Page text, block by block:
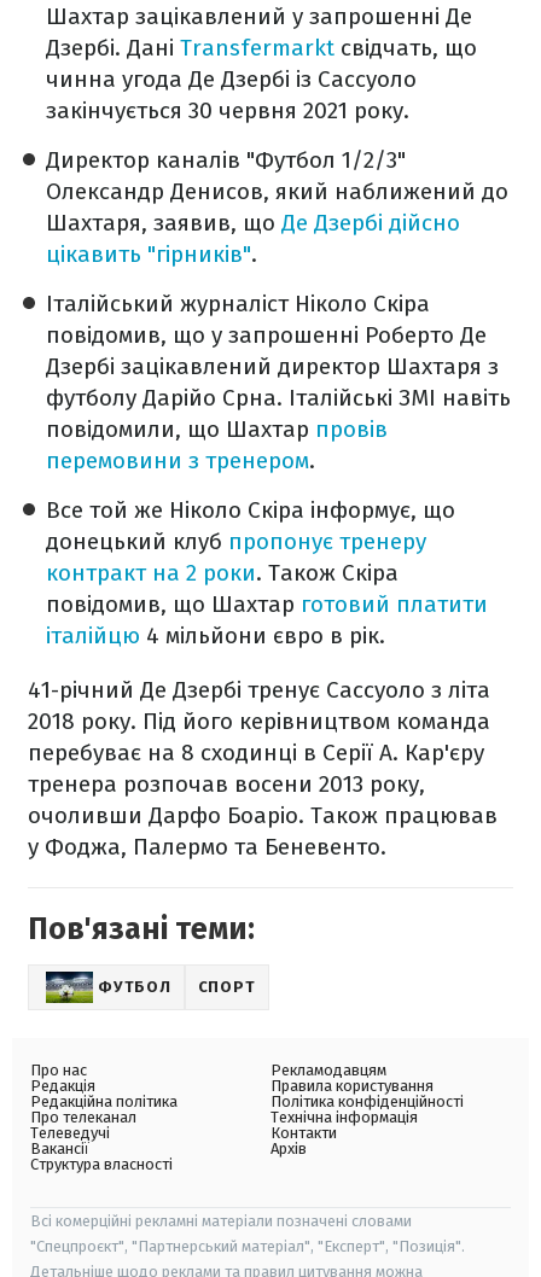
Шахтар зацікавлений у запрошенні Де
Дзербі. Дані Transfermarkt свідчать, що
чинна угода Де Дзербі із Сассуоло
закінчується 30 червня 2021 року.
Директор каналів "Футбол 1/2/3"
Олександр Денисов, який наближений до
Шахтаря, заявив, що Де Дзербі дійсно
цікавить "гірників".
Італійський журналіст Ніколо Скіра
повідомив, що у запрошенні Роберто Де
Дзербі зацікавлений директор Шахтаря з
футболу Дарійо Срна. Італійські ЗМІ навіть
повідомили, що Шахтар провів
перемовини з тренером.
Все той же Ніколо Скіра інформує, що
донецький клуб пропонує тренеру
контракт на 2 роки. Також Скіра
повідомив, що Шахтар готовий платити
італійцю 4 мільйони євро в рік.
41-річний Де Дзербі тренує Сассуоло з літа
2018 року. Під його керівництвом команда
перебуває на 8 сходинці в Серії А. Кар'єру
тренера розпочав восени 2013 року,
очоливши Дарфо Боаріо. Також працював
у Фоджа, Палермо та Беневенто.
Пов'язані теми:
ФУТБОЛ СПОРТ
Про нас
Редакція
Редакційна політика
Про телеканал
Телеведучі
Вакансії
Структура власності
Рекламодавцям
Правила користування
Політика конфіденційності
Технічна інформація
Контакти
Архів
Всі комерційні рекламні матеріали позначені словами
"Спецпроєкт", "Партнерський матеріал", "Експерт", "Позиція".
Детальніше щодо реклами та правил цитування можна